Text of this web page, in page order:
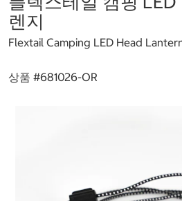
렌지
Flextail Camping LED Head
상품 #681026-OR